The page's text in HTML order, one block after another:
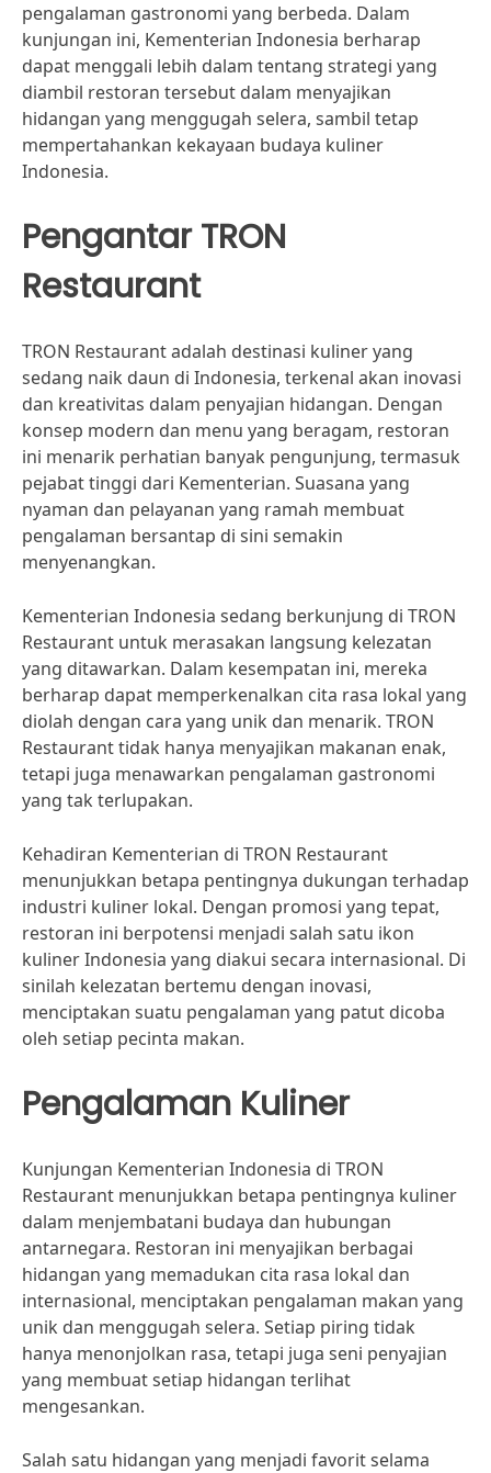
pengalaman gastronomi yang berbeda. Dalam
kunjungan ini, Kementerian Indonesia berharap
dapat menggali lebih dalam tentang strategi yang
diambil restoran tersebut dalam menyajikan
hidangan yang menggugah selera, sambil tetap
mempertahankan kekayaan budaya kuliner
Indonesia.
Pengantar TRON
Restaurant
TRON Restaurant adalah destinasi kuliner yang
sedang naik daun di Indonesia, terkenal akan inovasi
dan kreativitas dalam penyajian hidangan. Dengan
konsep modern dan menu yang beragam, restoran
ini menarik perhatian banyak pengunjung, termasuk
pejabat tinggi dari Kementerian. Suasana yang
nyaman dan pelayanan yang ramah membuat
pengalaman bersantap di sini semakin
menyenangkan.
Kementerian Indonesia sedang berkunjung di TRON
Restaurant untuk merasakan langsung kelezatan
yang ditawarkan. Dalam kesempatan ini, mereka
berharap dapat memperkenalkan cita rasa lokal yang
diolah dengan cara yang unik dan menarik. TRON
Restaurant tidak hanya menyajikan makanan enak,
tetapi juga menawarkan pengalaman gastronomi
yang tak terlupakan.
Kehadiran Kementerian di TRON Restaurant
menunjukkan betapa pentingnya dukungan terhadap
industri kuliner lokal. Dengan promosi yang tepat,
restoran ini berpotensi menjadi salah satu ikon
kuliner Indonesia yang diakui secara internasional. Di
sinilah kelezatan bertemu dengan inovasi,
menciptakan suatu pengalaman yang patut dicoba
oleh setiap pecinta makan.
Pengalaman Kuliner
Kunjungan Kementerian Indonesia di TRON
Restaurant menunjukkan betapa pentingnya kuliner
dalam menjembatani budaya dan hubungan
antarnegara. Restoran ini menyajikan berbagai
hidangan yang memadukan cita rasa lokal dan
internasional, menciptakan pengalaman makan yang
unik dan menggugah selera. Setiap piring tidak
hanya menonjolkan rasa, tetapi juga seni penyajian
yang membuat setiap hidangan terlihat
mengesankan.
Salah satu hidangan yang menjadi favorit selama